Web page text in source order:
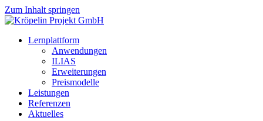
Zum Inhalt springen
Lernplattform
Anwendungen
ILIAS
Erweiterungen
Preismodelle
Leistungen
Referenzen
Aktuelles